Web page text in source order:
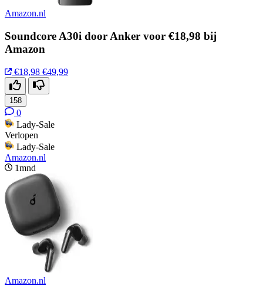
Amazon.nl
Soundcore A30i door Anker voor €18,98 bij
Amazon
€18,98 €49,99
158
0
Lady-Sale
Verlopen
Lady-Sale
Amazon.nl
1mnd
Amazon.nl